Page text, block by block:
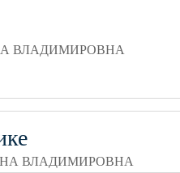
ВЛАДИМИРОВНА
ВЛАДИМИРОВНА